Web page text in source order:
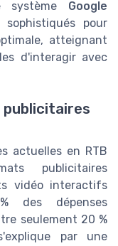
système Google
pour
atteignant
d'interagir avec
actuelles en RTB
publicitaires
vidéo interactifs
des dépenses
seulement 20 %
par une